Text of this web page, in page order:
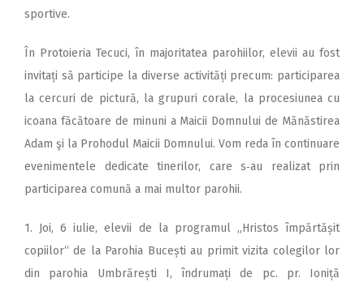
sportive.
În Protoieria Tecuci, în majoritatea parohiilor, elevii au fost
invitați să participe la diverse activități precum: participarea
la cercuri de pictură, la grupuri corale, la procesiunea cu
icoana făcătoare de minuni a Maicii Domnului de Mănăstirea
Adam şi la Prohodul Maicii Domnului. Vom reda în continuare
evenimentele dedicate tinerilor, care s‑au realizat prin
participarea comună a mai multor parohii.
1. Joi, 6 iulie, elevii de la programul „Hristos împărtășit
copiilor“ de la Parohia Bucești au primit vizita colegilor lor
din parohia Umbrărești I, îndrumați de pc. pr. Ioniță